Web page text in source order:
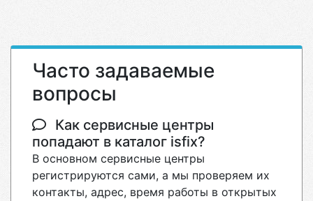
Часто задаваемые
вопросы
Как сервисные центры
попадают в каталог isfix?
В основном сервисные центры
регистрируются сами, а мы проверяем их
контакты, адрес, время работы в открытых